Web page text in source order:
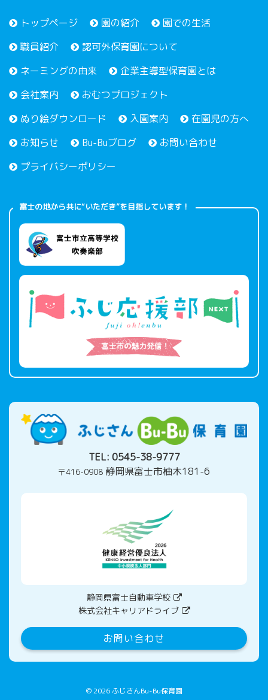
トップページ 園の紹介
園での生活
職員紹介
認可外保育園について
ネーミングの由来
企業主導型保育園とは
会社案内
おむつプロジェクト
ぬり絵ダウンロード
入園案内
在園児の方へ
お知らせ
Bu-Buブログ
お問い合わせ
プライバシーポリシー
富士の地から共に“いただき”を目指しています！
TEL: 0545-38-9777
〒416-0908 静岡県富士市柚木181-6
静岡県富士自動車学校
株式会社キャリアドライブ
お問い合わせ
© 2026ふじさんBu-Bu保育園